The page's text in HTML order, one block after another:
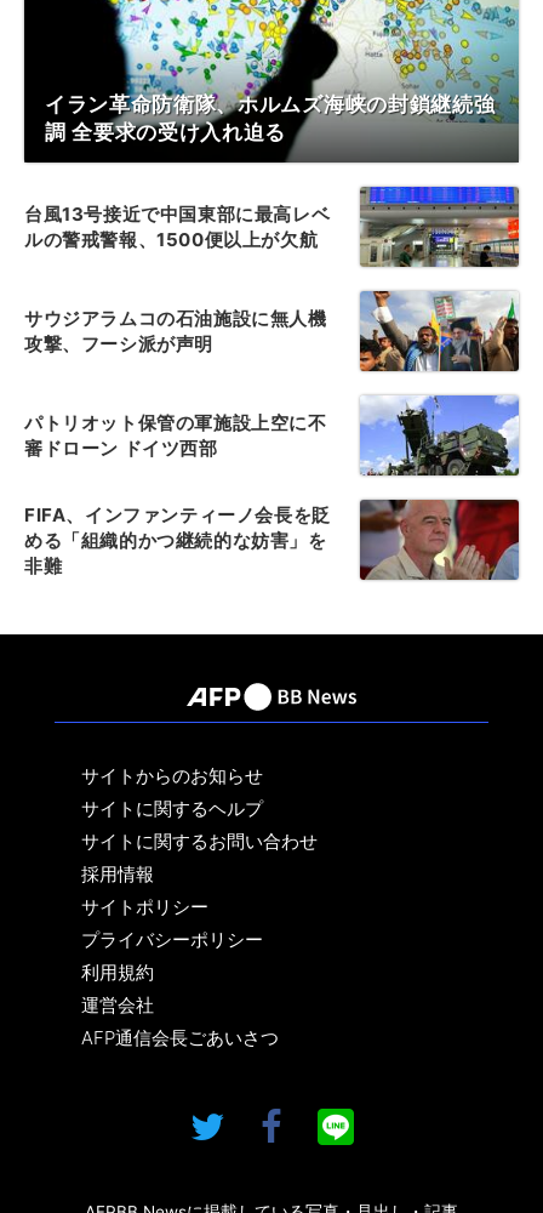
イラン革命防衛隊、ホルムズ海峡の封鎖継続強
調 全要求の受け入れ迫る
台風13号接近で中国東部に最高レベ
ルの警戒警報、1500便以上が欠航
サウジアラムコの石油施設に無人機
攻撃、フーシ派が声明
パトリオット保管の軍施設上空に不
審ドローン ドイツ西部
FIFA、インファンティーノ会長を貶
める「組織的かつ継続的な妨害」を
非難
サイトからのお知らせ
サイトに関するヘルプ
サイトに関するお問い合わせ
採用情報
サイトポリシー
プライバシーポリシー
利用規約
運営会社
AFP通信会長ごあいさつ